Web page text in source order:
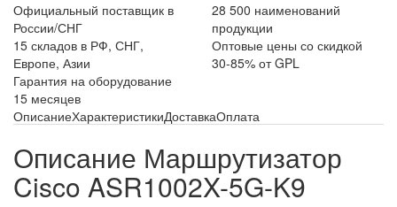
Официальный поставщик в
России/СНГ
28 500 наименований
продукции
15 складов в РФ, СНГ,
Европе, Азии
Оптовые цены со скидкой
30-85% от GPL
Гарантия на оборудование
15 месяцев
ОписаниеХарактеристикиДоставкаОплата
Описание Маршрутизатор
Cisco ASR1002X-5G-K9